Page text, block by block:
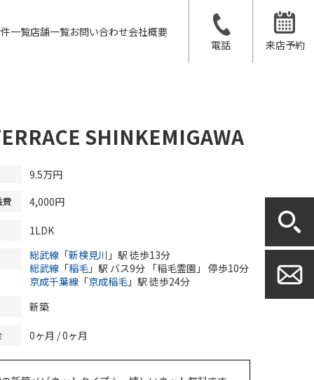
一覧店舗一覧お問い合わせ会社概要
電話
来店予約
SHINKEMIGAWA
9.5万円
費 4,000円
1LDK
総武線 「新検見川 」駅 徒歩13分
総武線 「稲毛 」駅 バス9分 「稲毛霊園」 停歩10分
京成千葉線 「京成稲毛 」駅 徒歩24分
新築
0ヶ月 / 0ヶ月